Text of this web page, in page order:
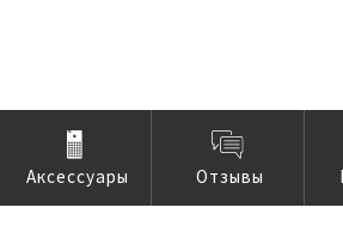
Аксессуары Отзывы